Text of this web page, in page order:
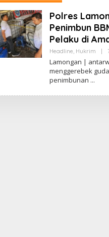
Polres
Penimbun
Pelaku di
Headline, Hukrim
Lamongan |
menggerebek
penimbunan